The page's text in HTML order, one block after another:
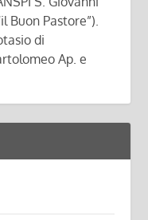
Buon Pastore”).
di
Ap. e